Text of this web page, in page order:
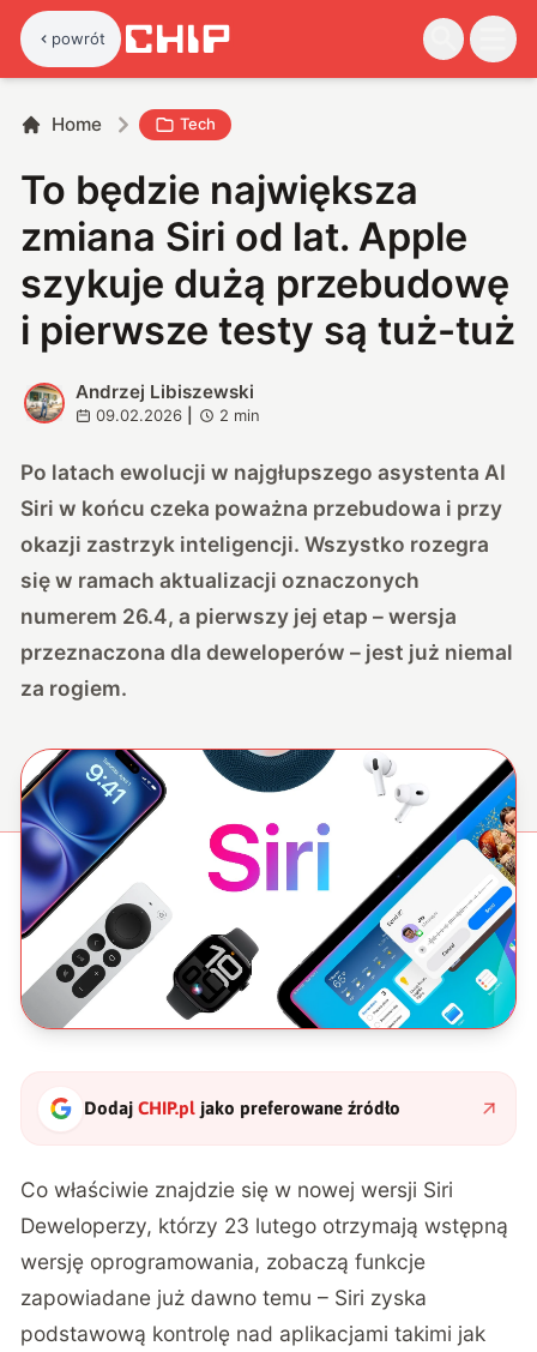
powrót
Home Tech
To będzie największa
zmiana Siri od lat. Apple
szykuje dużą przebudowę
i pierwsze testy są tuż-tuż
A
Andrzej Libiszewski
09.02.2026 2 min
Po latach ewolucji w najgłupszego asystenta AI
Siri w końcu czeka poważna przebudowa i przy
okazji zastrzyk inteligencji. Wszystko rozegra
się w ramach aktualizacji oznaczonych
numerem 26.4, a pierwszy jej etap – wersja
przeznaczona dla deweloperów – jest już niemal
za rogiem.
DodajCHIP.pl jako preferowane źródło
Co właściwie znajdzie się w nowej wersji Siri
Deweloperzy, którzy 23 lutego otrzymają wstępną
wersję oprogramowania, zobaczą funkcje
zapowiadane już dawno temu – Siri zyska
podstawową kontrolę nad aplikacjami takimi jak